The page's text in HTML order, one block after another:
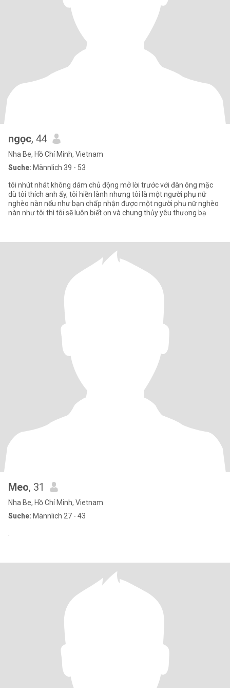
ngọc, 44
Nha Be, Hồ Chí Minh, Vietnam
Suche: Männlich 39 - 53
tôi nhút nhát không dám chủ động mở lời trước với đàn ông mặc
dù tôi thích anh ấy, tôi hiền lành nhưng tôi là một người phụ nữ
nghèo nàn nếu như bạn chấp nhận được một người phụ nữ nghèo
nàn như tôi thì tôi sẽ luôn biết ơn và chung thủy yêu thương bạ
Meo, 31
Nha Be, Hồ Chí Minh, Vietnam
Suche: Männlich 27 - 43